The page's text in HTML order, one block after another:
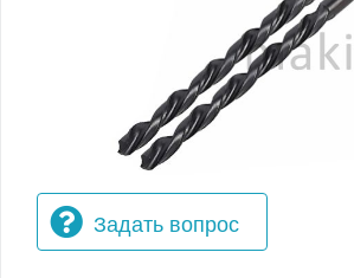
Задать вопрос